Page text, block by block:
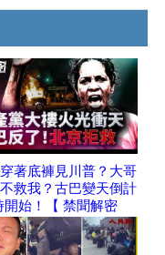
著底褲見川普？大哥
救我？古巴變天倒計
開始！【 禁聞解密